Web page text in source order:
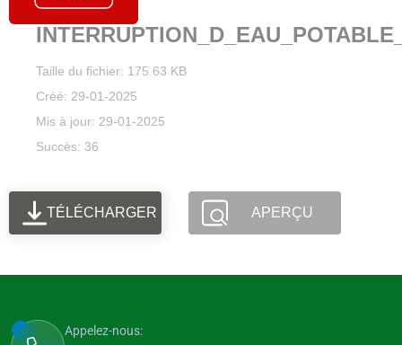
Taille du fichier: 175.63 KB
Créé: 29-01-2025
Mis à jour: 29-01-2025
Succès: 36
TÉLÉCHARGER APERÇU
Appelez-nous: